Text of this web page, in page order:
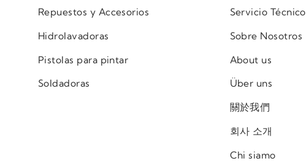
Repuestos y Accesorios
Hidrolavadoras
Pistolas para pintar
Soldadoras
Servicio Técnico
Sobre Nosotros
About us
Über uns
關於我們
회사 소개
Chi siamo